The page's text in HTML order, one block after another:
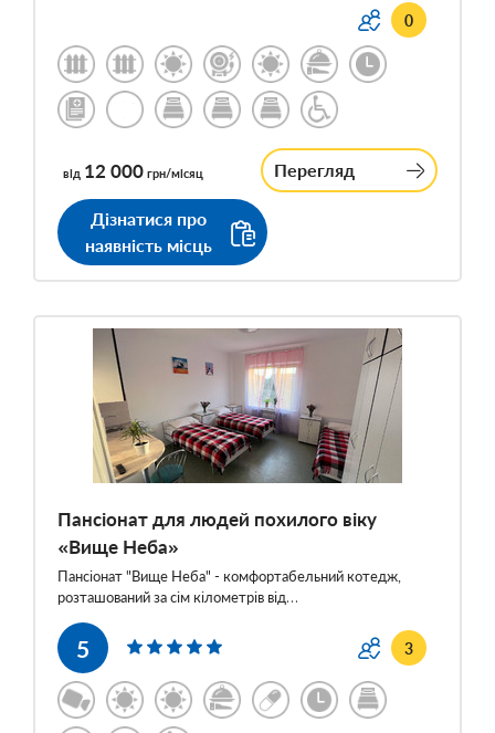
0
від 12 000 грн/місяц Перегляд
Дізнатися про
наявність місць
Пансіонат для людей похилого віку
«Вище Неба»
Пансіонат "Вище Неба" - комфортабельний котедж,
розташований за сім кілометрів від…
5 3